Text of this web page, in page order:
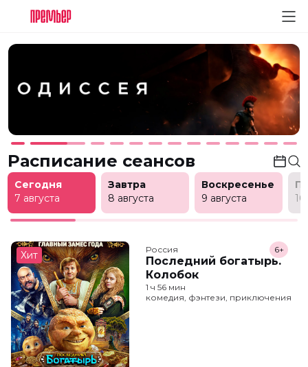
Расписание сеансов
Сегодня
7 августа
Завтра
8 августа
Воскресенье
9 августа
10
Хит Россия
Последний богатырь.
Колобок
6+
1 ч 56 мин
комедия, фэнтези, приключения